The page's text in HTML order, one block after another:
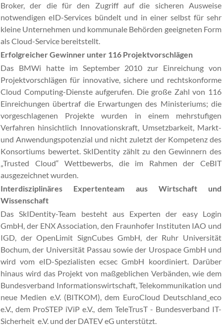
Broker, der die für den Zugriff auf die sicheren Ausweise
notwendigen eID-Services bündelt und in einer selbst für sehr
kleine Unternehmen und kommunale Behörden geeigneten Form
als Cloud-Service bereitstellt.
Erfolgreicher Gewinner unter 116 Projektvorschlägen
Das BMWi hatte im September 2010 zur Einreichung von
Projektvorschlägen für innovative, sichere und rechtskonforme
Cloud Computing-Dienste aufgerufen. Die große Zahl von 116
Einreichungen übertraf die Erwartungen des Ministeriums; die
vorgeschlagenen Projekte wurden in einem mehrstufigen
Verfahren hinsichtlich Innovationskraft, Umsetzbarkeit, Markt-
und Anwendungspotenzial und nicht zuletzt der Kompetenz des
Konsortiums bewertet. SkIDentity zählt zu den Gewinnern des
„Trusted Cloud“ Wettbewerbs, die im Rahmen der CeBIT
ausgezeichnet wurden.
Interdisziplinäres Expertenteam aus Wirtschaft und
Wissenschaft
Das SkIDentity-Team besteht aus Experten der easy Login
GmbH, der ENX Association, den Fraunhofer Instituten IAO und
IGD, der OpenLimit SignCubes GmbH, der Ruhr Universität
Bochum, der Universität Passau sowie der Urospace GmbH und
wird vom eID-Spezialisten ecsec GmbH koordiniert. Darüber
hinaus wird das Projekt von maßgeblichen Verbänden, wie dem
Bundesverband Informationswirtschaft, Telekommunikation und
neue Medien e.V. (BITKOM), dem EuroCloud Deutschland_eco
e.V., dem ProSTEP iViP e.V., dem TeleTrusT - Bundesverband IT-
Sicherheit e.V. und der DATEV eG unterstützt.